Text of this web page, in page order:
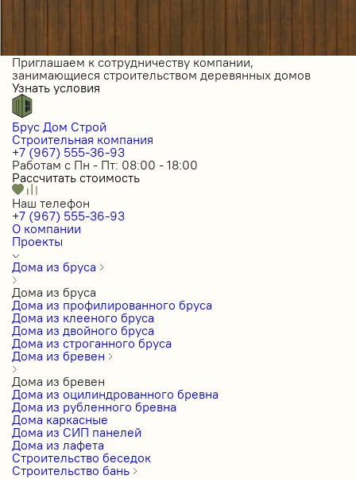
Приглашаем к сотрудничеству компании,
занимающиеся строительством деревянных домов
Узнать условия
Брус Дом Строй
Строительная компания
+7 (967) 555-36-93
Работам с Пн - Пт: 08:00 - 18:00
Рассчитать стоимость
Наш телефон
+7 (967) 555-36-93
О компании
Проекты
Дома из бруса
Дома из бруса
Дома из профилированного бруса
Дома из клееного бруса
Дома из двойного бруса
Дома из строганного бруса
Дома из бревен
Дома из бревен
Дома из оцилиндрованного бревна
Дома из рубленного бревна
Дома каркасные
Дома из СИП панелей
Дома из лафета
Строительство беседок
Строительство бань